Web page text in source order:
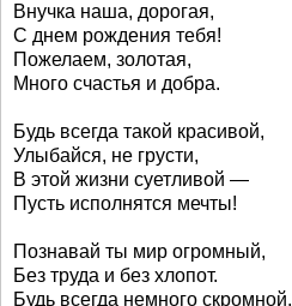
Внучка наша, дорогая,
С днем рождения тебя!
Пожелаем, золотая,
Много счастья и добра.
Будь всегда такой красивой,
Улыбайся, не грусти,
В этой жизни суетливой —
Пусть исполнятся мечты!
Познавай ты мир огромный,
Без труда и без хлопот.
Будь всегда немного скромной,